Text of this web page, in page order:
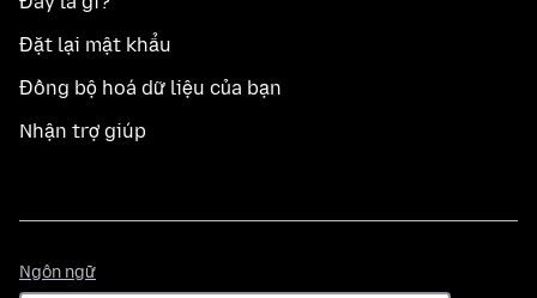
Đặt lại mật khẩu
Đồng bộ hoá dữ liệu của bạn
Nhận trợ giúp
Ngôn ngữ
ngữ